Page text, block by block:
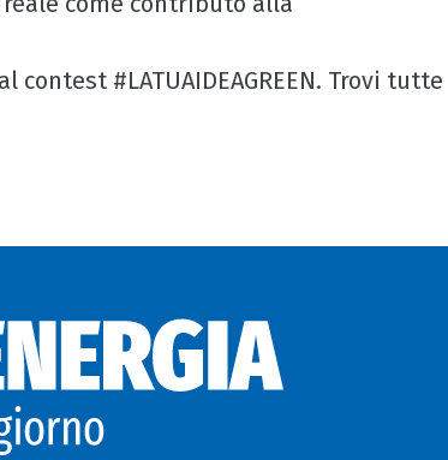
#LATUAIDEAGREEN. Trovi tutte